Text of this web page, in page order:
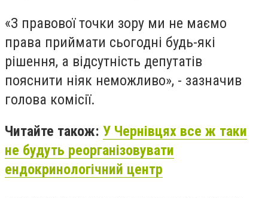
«З правової точки зору ми не маємо
права приймати сьогодні будь-які
рішення, а відсутність депутатів
пояснити ніяк неможливо», - зазначив
голова комісії.
Читайте також: У Чернівцях все ж таки
не будуть реорганізовувати
ендокринологічний центр